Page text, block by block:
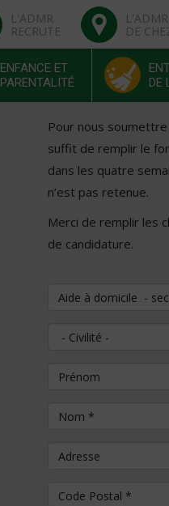
L'ADMR
RECRUTE
DE
ENFANCE ET
PARENTALITÉ
DE
Pour nous
suffit de remplir le
dans les quatre
n’est pas retenue.
Merci de remplir les
de candidature.
Vous souhaitez
Civilité
Prénom
Nom*
Adresse
Code Postal *